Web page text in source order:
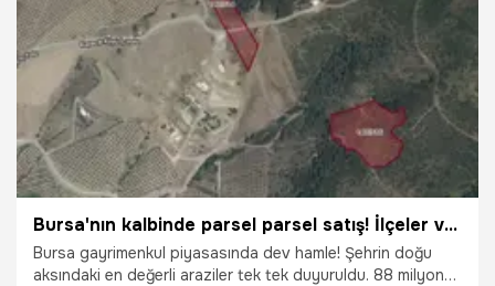
27.04.2026 Gündem
Bursa'nın kalbinde parsel parsel satış! İlçeler ve fiyatlar açıklandı
Bursa gayrimenkul piyasasında dev hamle! Şehrin doğu
aksındaki en değerli araziler tek tek duyuruldu. 88 milyon